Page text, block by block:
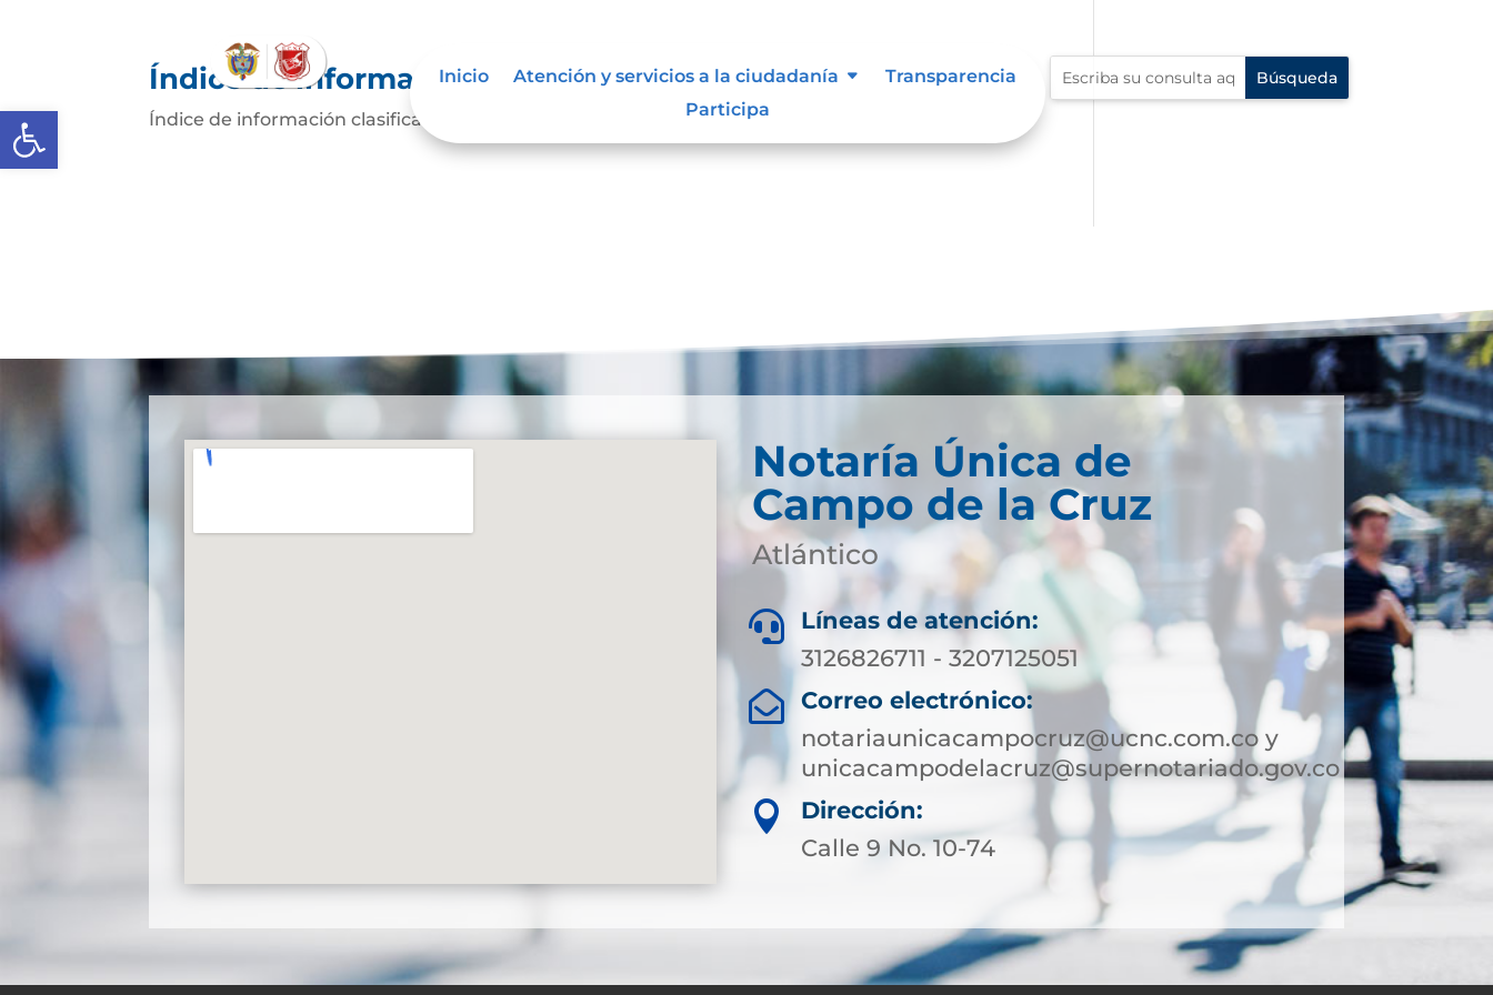
Abrir barra de herramientas
Inicio Atención y servicios a la ciudadanía
Transparencia
Participa
Índice de información clasificada y reservada
Índice de información clasificada y reservadaDescarga
Notaría Única de
Campo de la Cruz
Atlántico

Líneas de atención:
3126826711 - 3207125051

Correo electrónico:
notariaunicacampocruz@ucnc.com.co y
unicacampodelacruz@supernotariado.gov.co

Dirección:
Calle 9 No. 10-74